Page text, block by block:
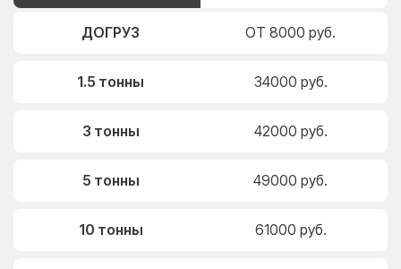
ДОГРУЗ ОТ 8000 руб.
1.5 тонны 34000 руб.
3 тонны 42000 руб.
5 тонны 49000 руб.
10 тонны 61000 руб.